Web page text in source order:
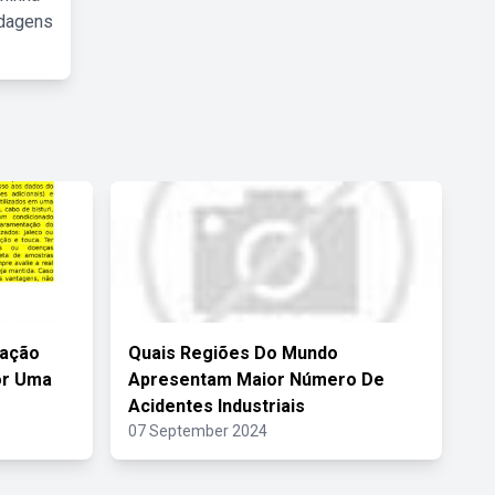
Uma
Quais Regiões Do Mundo
Apresentam Maior Número De
Acidentes Industriais
07 September 2024